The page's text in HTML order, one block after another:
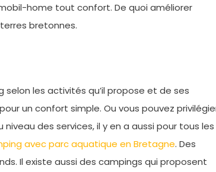
home tout confort. De quoi améliorer
bretonnes.
les activités qu’il propose et de ses
un confort simple. Ou vous pouvez
des services, il y en a aussi pour tous les
avec parc aquatique en Bretagne. Des
Il existe aussi des campings qui proposent